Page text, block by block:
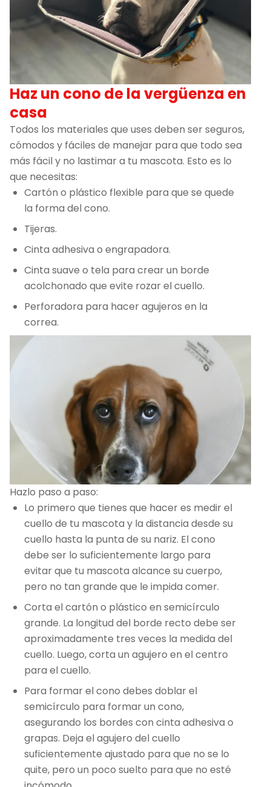
Haz un cono de la vergüenza en
casa
Todos los materiales que uses deben ser seguros,
cómodos y fáciles de manejar para que todo sea
más fácil y no lastimar a tu mascota. Esto es lo
que necesitas:
Cartón o plástico flexible para que se quede
la forma del cono.
Tijeras.
Cinta adhesiva o engrapadora.
Cinta suave o tela para crear un borde
acolchonado que evite rozar el cuello.
Perforadora para hacer agujeros en la
correa.
Hazlo paso a paso:
Lo primero que tienes que hacer es medir el
cuello de tu mascota y la distancia desde su
cuello hasta la punta de su nariz. El cono
debe ser lo suficientemente largo para
evitar que tu mascota alcance su cuerpo,
pero no tan grande que le impida comer.
Corta el cartón o plástico en semicírculo
grande. La longitud del borde recto debe ser
aproximadamente tres veces la medida del
cuello. Luego, corta un agujero en el centro
para el cuello.
Para formar el cono debes doblar el
semicírculo para formar un cono,
asegurando los bordes con cinta adhesiva o
grapas. Deja el agujero del cuello
suficientemente ajustado para que no se lo
quite, pero un poco suelto para que no esté